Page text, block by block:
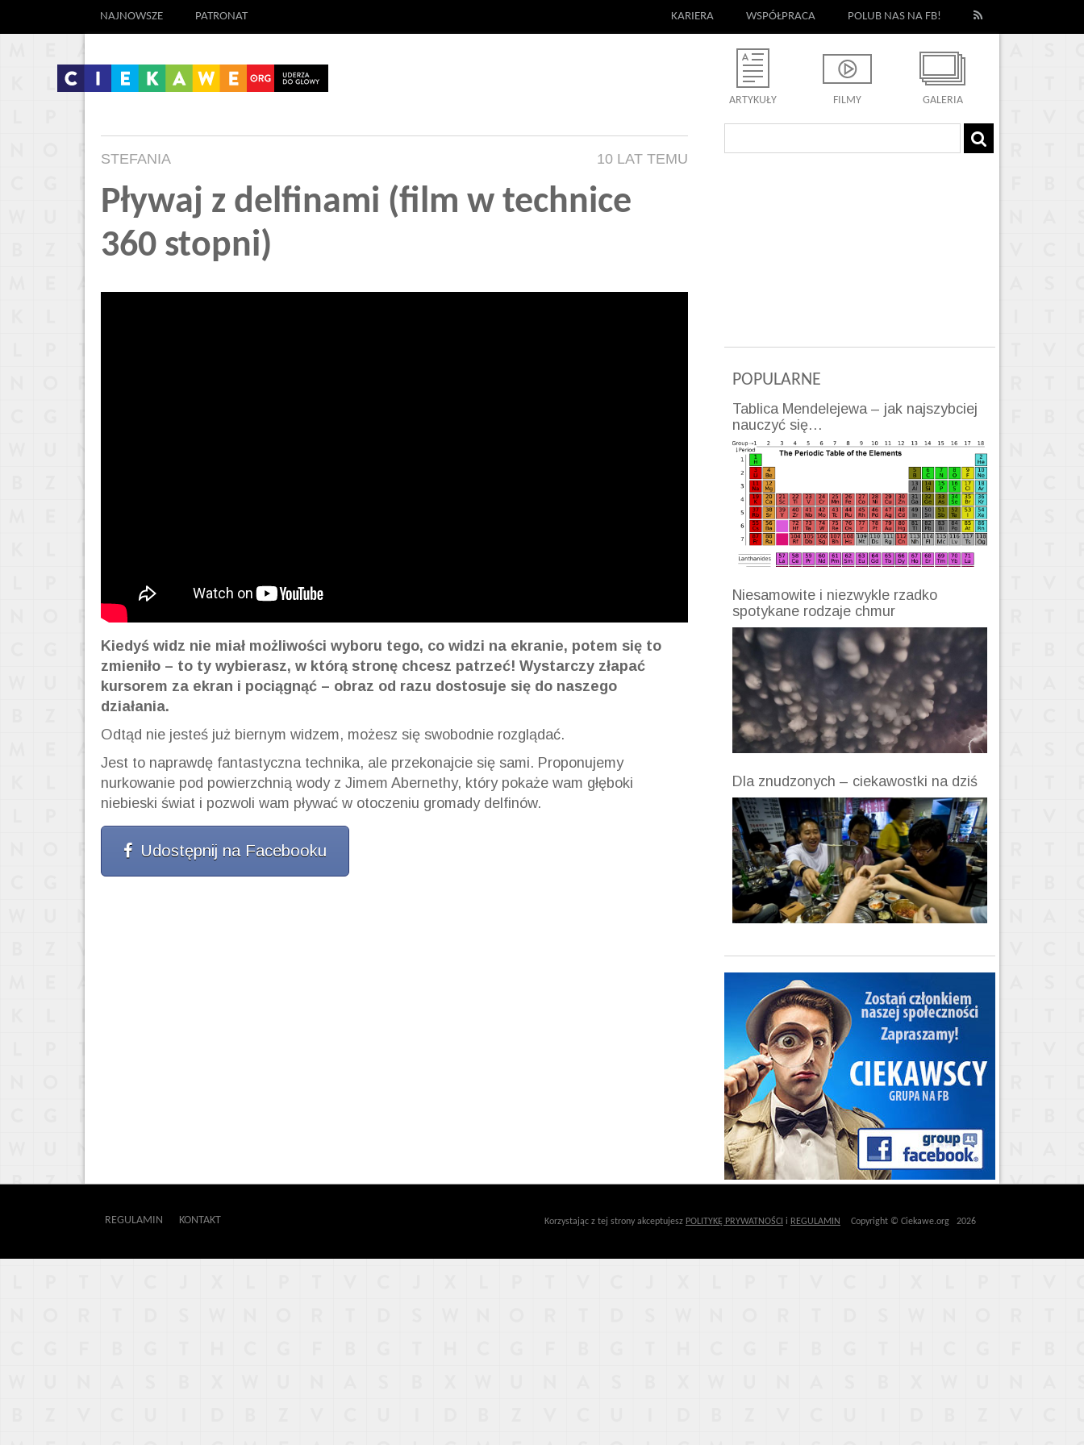
NAJNOWSZE PATRONAT KARIERA WSPÓŁPRACA POLUB NAS NA FB!
ARTYKUŁY FILMY GALERIA
STEFANIA 10 LAT TEMU
Pływaj z delfinami (film w technice
360 stopni)
Kiedyś widz nie miał możliwości wyboru tego, co widzi na ekranie, potem się to
zmieniło – to ty wybierasz, w którą stronę chcesz patrzeć! Wystarczy złapać
kursorem za ekran i pociągnąć – obraz od razu dostosuje się do naszego
działania.
Odtąd nie jesteś już biernym widzem, możesz się swobodnie rozglądać.
Jest to naprawdę fantastyczna technika, ale przekonajcie się sami. Proponujemy
nurkowanie pod powierzchnią wody z Jimem Abernethy, który pokaże wam głęboki
niebieski świat i pozwoli wam pływać w otoczeniu gromady delfinów.
Udostępnij na Facebooku
POPULARNE
Tablica Mendelejewa – jak najszybciej
nauczyć się…
Niesamowite i niezwykle rzadko
spotykane rodzaje chmur
Dla znudzonych – ciekawostki na dziś
REGULAMIN KONTAKT Korzystając z tej strony akceptujesz POLITYKĘ PRYWATNOŚCI i REGULAMIN Copyright © Ciekawe.org 2026